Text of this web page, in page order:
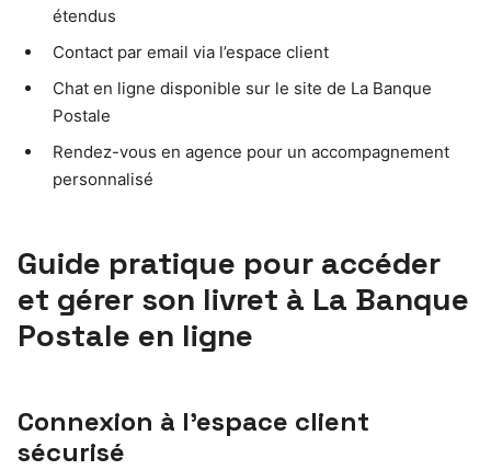
étendus
Contact par email via l’espace client
Chat en ligne disponible sur le site de La Banque
Postale
Rendez-vous en agence pour un accompagnement
personnalisé
Guide pratique pour accéder
et gérer son livret à La Banque
Postale en ligne
Connexion à l’espace client
sécurisé